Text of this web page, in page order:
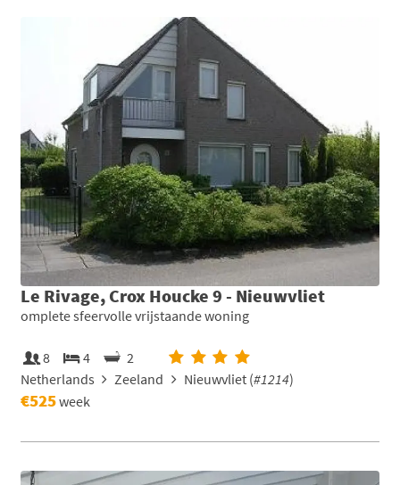
Le Rivage, Crox Houcke 9 - Nieuwvliet
omplete sfeervolle vrijstaande woning
8 4
2
Netherlands
Zeeland Nieuwvliet (#1214)
€525week